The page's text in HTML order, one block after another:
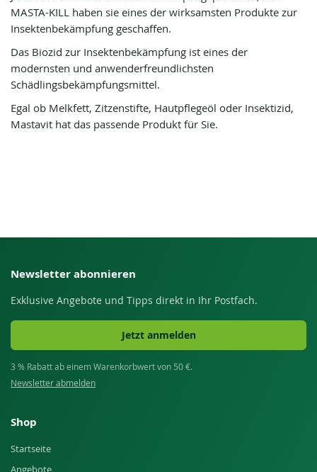
MASTA-KILL haben sie eines der wirksamsten Produkte zur
Insektenbekämpfung geschaffen.
Das Biozid zur Insektenbekämpfung ist eines der
modernsten und anwenderfreundlichsten
Schädlingsbekämpfungsmittel.
Egal ob Melkfett, Zitzenstifte, Hautpflegeöl oder Insektizid,
Mastavit hat das passende Produkt für Sie.
Newsletter abonnieren
Exklusive Angebote und Tipps direkt in Ihr Postfach.
Jetzt anmelden
3 % Rabatt ab einem Warenkorbwert von 50 €.
Newsletter abmelden
Shop
Startseite
Angebote